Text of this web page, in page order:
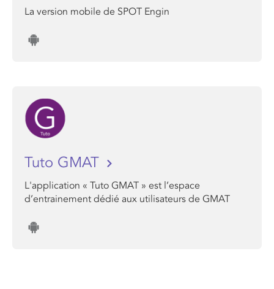
La version mobile de SPOT Engin
Tuto GMAT
L'application « Tuto GMAT » est l’espace
d’entrainement dédié aux utilisateurs de GMAT